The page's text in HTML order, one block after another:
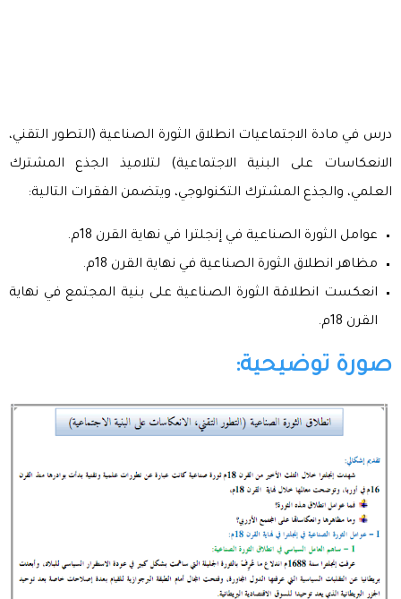
درس في مادة الاجتماعيات انطلاق الثورة الصناعية (التطور التقني،
الانعكاسات على البنية الاجتماعية) لتلاميذ الجذع المشترك
العلمي، والجذع المشترك التكنولوجي، ويتضمن الفقرات التالية:
عوامل الثورة الصناعية في إنجلترا في نهاية القرن 18م.
مظاهر انطلاق الثورة الصناعية في نهاية القرن 18م.
انعكست انطلاقة الثورة الصناعية على بنية المجتمع في نهاية
القرن 18م.
صورة توضيحية: